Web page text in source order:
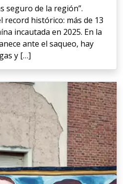
seguro de la región”.
record histórico: más de 13
incautada en 2025. En la
ante el saqueo, hay
y […]